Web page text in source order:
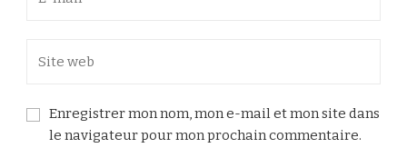
Enregistrer mon nom, mon e-mail et mon site dans
le navigateur pour mon prochain commentaire.